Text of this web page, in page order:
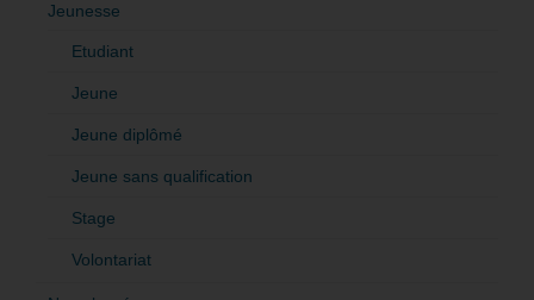
Jeunesse
Etudiant
Jeune
Jeune diplômé
Jeune sans qualification
Stage
Volontariat